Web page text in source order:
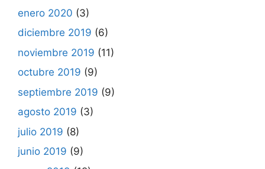
enero 2020 (3)
diciembre 2019 (6)
noviembre 2019 (11)
octubre 2019 (9)
septiembre 2019 (9)
agosto 2019 (3)
julio 2019 (8)
junio 2019 (9)